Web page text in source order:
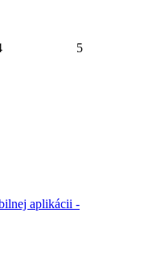
5
aplikácii -